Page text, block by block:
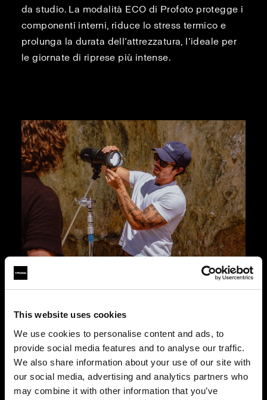
This website uses cookies
We use cookies to personalise content and ads, to
provide social media features and to analyse our traffic.
We also share information about your use of our site with
our social media, advertising and analytics partners who
may combine it with other information that you’ve
da studio. La modalità ECO di Profoto protegge i
componenti interni, riduce lo stress termico e
prolunga la durata dell’attrezzatura, l’ideale per
le giornate di riprese più intense.
possibilità creative, con accesso a oltre 120 light
shaping tool inclusa l’intera gamma di softbox.
Questa caratteristica assicura la massima
versatilità, senza compromessi in termini di